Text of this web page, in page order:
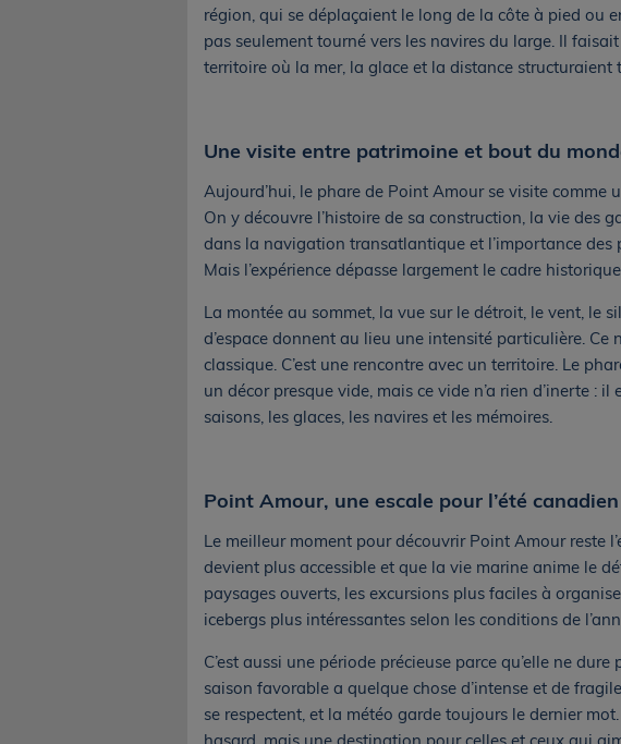
région, qui se déplaçaient le long de la côte à pied ou
pas seulement tourné vers les navires du large. Il
territoire où la mer, la glace et la distance structuraient
Une visite entre patrimoine et bout du
Aujourd’hui, le phare de Point Amour se visite
On y découvre l’histoire de sa construction, la vie des
dans la navigation transatlantique et l’importance des
Mais l’expérience dépasse largement le cadre
La montée au sommet, la vue sur le détroit, le vent, le
d’espace donnent au lieu une intensité particulière. Ce
classique. C’est une rencontre avec un territoire. Le
un décor presque vide, mais ce vide n’a rien d’inerte :
saisons, les glaces, les navires et les mémoires.
Point Amour, une escale pour l’été canadien
Le meilleur moment pour découvrir Point Amour reste
devient plus accessible et que la vie marine anime le
paysages ouverts, les excursions plus faciles à
icebergs plus intéressantes selon les conditions de
C’est aussi une période précieuse parce qu’elle ne
saison favorable a quelque chose d’intense et de
se respectent, et la météo garde toujours le dernier